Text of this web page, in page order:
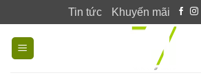
to
content
Tin tức Khuyến mãi